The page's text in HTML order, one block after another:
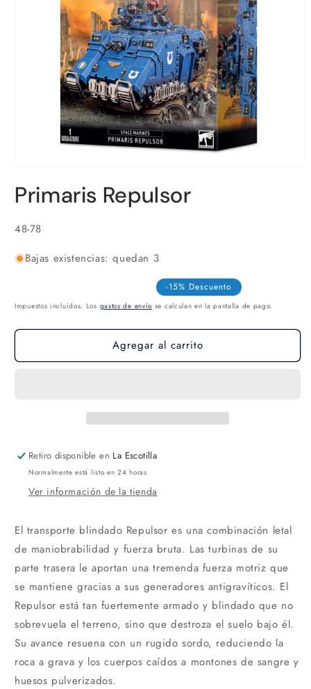
multimedia
1
una
ventana
Primaris Repulsor
SKU:
48-78
Bajas existencias: quedan 3
-15% Descuento
Impuestos incluidos. Los gastos de envío se calculan en la pantalla de pago.
Agregar al carrito
Retiro disponible en La Escotilla
Normalmente está listo en 24 horas
Ver información de la tienda
El transporte blindado Repulsor es una combinación letal
de maniobrabilidad y fuerza bruta. Las turbinas de su
parte trasera le aportan una tremenda fuerza motriz que
se mantiene gracias a sus generadores antigravíticos. El
Repulsor está tan fuertemente armado y blindado que no
sobrevuela el terreno, sino que destroza el suelo bajo él.
Su avance resuena con un rugido sordo, reduciendo la
roca a grava y los cuerpos caídos a montones de sangre y
huesos pulverizados.